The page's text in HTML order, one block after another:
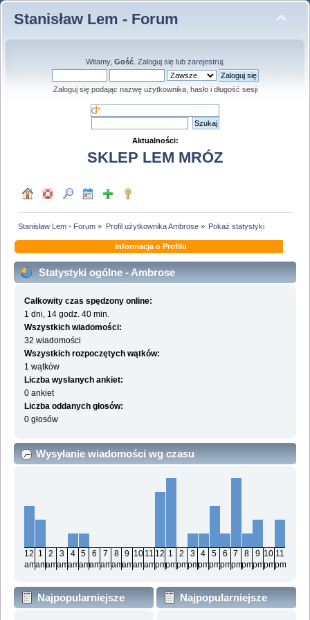
Stanisław Lem - Forum
Witamy, Gość. Zaloguj sięlub zarejestruj.
Zaloguj się podając nazwę użytkownika, hasło i długość sesji
Aktualności:
SKLEP LEM MRÓZ
Stanisław Lem - Forum » Profil użytkownika Ambrose» Pokaż statystyki
Informacja o Profilu
Statystyki ogólne - Ambrose
Całkowity czas spędzony online:
1 dni, 14 godz. 40 min.
Wszystkich wiadomości:
32 wiadomości
Wszystkich rozpoczętych wątków:
1 wątków
Liczba wysłanych ankiet:
0 ankiet
Liczba oddanych głosów:
0 głosów
Wysyłanie wiadomości wg czasu
12
am
1
am
2
am
3
am
4
am
5
am
6
am
7
am
8
am
9
am
10
am
11
am
12
pm
1
pm
2
pm
3
pm
4
pm
5
pm
6
pm
7
pm
8
pm
9
pm
10
pm
11
pm
Najpopularniejsze
Najpopularniejsze